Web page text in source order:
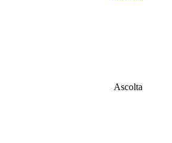
Ascolta